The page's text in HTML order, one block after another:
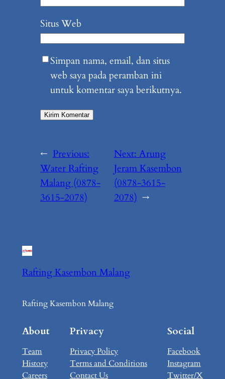
Situs Web
Simpan nama, email, dan situs
web saya pada peramban ini
untuk komentar saya berikutnya.
← Previous:
Water Rafting
Malang (0878-
3615-2078)
Next:Arung
Jeram Kasembon
(0878-3615-
2078) →
Rafting Kasembon Malang
Rafting Kasembon Malang
About
Team
History
Careers
Privacy
Privacy Policy
Terms and Conditions
Contact Us
Social
Facebook
Instagram
Twitter/X